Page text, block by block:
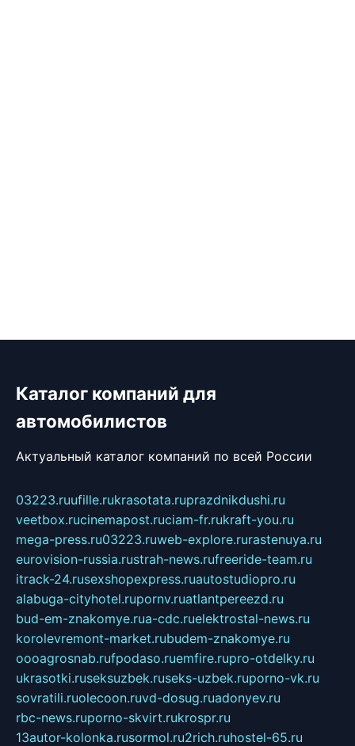
Каталог компаний для
автомобилистов
Актуальный каталог компаний по всей России
03223.ruufille.rukrasotata.ruprazdnikdushi.ru
veetbox.rucinemapost.ruciam-fr.rukraft-you.ru
mega-press.ru03223.ruweb-explore.rurastenuya.ru
eurovision-russia.rustrah-news.rufreeride-team.ru
itrack-24.rusexshopexpress.ruautostudiopro.ru
alabuga-cityhotel.rupornv.ruatlantpereezd.ru
bud-em-znakomye.rua-cdc.ruelektrostal-news.ru
korolevremont-market.rubudem-znakomye.ru
oooagrosnab.rufpodaso.ruemfire.rupro-otdelky.ru
ukrasotki.ruseksuzbek.ruseks-uzbek.ruporno-vk.ru
sovratili.ruolecoon.ruvd-dosug.ruadonyev.ru
rbc-news.ruporno-skvirt.rukrospr.ru
13autor-kolonka.rusormol.ru2rich.ruhostel-65.ru